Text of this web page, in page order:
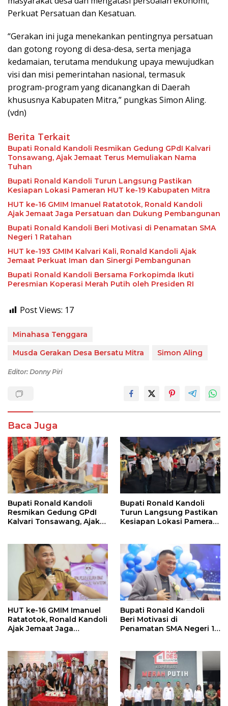
Perkuat Persatuan dan Kesatuan.
“Gerakan ini juga menekankan pentingnya persatuan
dan gotong royong di desa-desa, serta menjaga
kedamaian, terutama mendukung upaya mewujudkan
visi dan misi pemerintahan nasional, termasuk
program-program yang dicanangkan di Daerah
khususnya Kabupaten Mitra,” pungkas Simon Aling.
(vdn)
Berita Terkait
Bupati Ronald Kandoli Resmikan Gedung GPdI Kalvari
Tonsawang, Ajak Jemaat Terus Memuliakan Nama
Tuhan
Bupati Ronald Kandoli Turun Langsung Pastikan
Kesiapan Lokasi Pameran HUT ke-19 Kabupaten Mitra
HUT ke-16 GMIM Imanuel Ratatotok, Ronald Kandoli
Ajak Jemaat Jaga Persatuan dan Dukung Pembangunan
Bupati Ronald Kandoli Beri Motivasi di Penamatan SMA
Negeri 1 Ratahan
HUT ke-193 GMIM Kalvari Kali, Ronald Kandoli Ajak
Jemaat Perkuat Iman dan Sinergi Pembangunan
Bupati Ronald Kandoli Bersama Forkopimda Ikuti
Peresmian Koperasi Merah Putih oleh Presiden RI
Post Views: 17
Minahasa Tenggara
Musda Gerakan Desa Bersatu Mitra
Simon Aling
Editor: Donny Piri
Baca Juga
Bupati Ronald Kandoli
Resmikan Gedung GPdI
Kalvari Tonsawang, Ajak
Bupati Ronald Kandoli
Turun Langsung Pastikan
Kesiapan Lokasi Pameran
HUT ke-16 GMIM Imanuel
Ratatotok, Ronald Kandoli
Ajak Jemaat Jaga
Bupati Ronald Kandoli
Beri Motivasi di
Penamatan SMA Negeri 1